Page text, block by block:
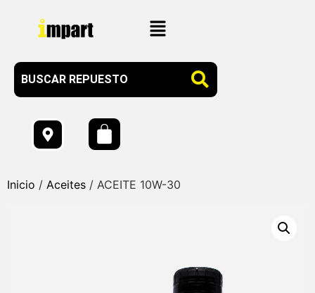
Inicio / Aceites / ACEITE 10W-30